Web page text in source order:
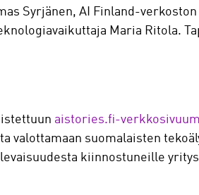
Syrjänen, AI Finland-
Maria Ritola.
aistories.fi-
valottamaan suomalaisten
kiinnostuneille